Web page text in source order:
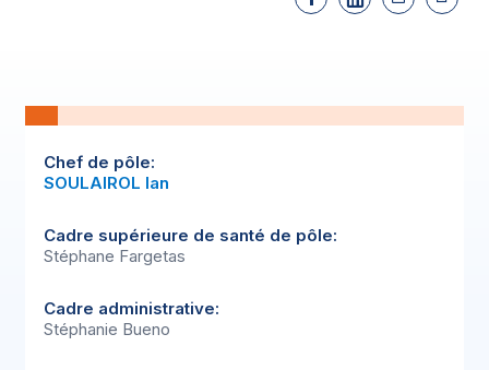
Chef de pôle:
SOULAIROL Ian
Cadre supérieure de santé de pôle:
Stéphane Fargetas
Cadre administrative:
Stéphanie Bueno